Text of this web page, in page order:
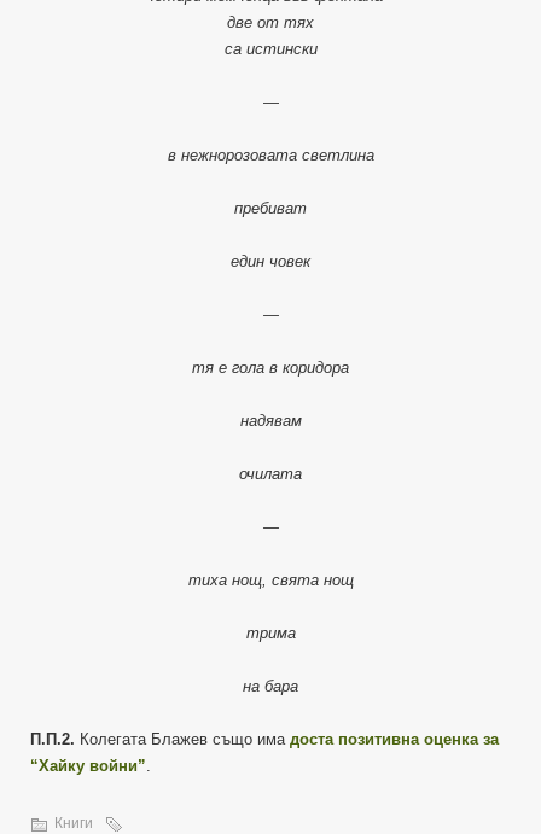
две от тях
са истински
—
в нежнорозовата светлина
пребиват
един човек
—
тя е гола в коридора
надявам
очилата
—
тиха нощ, свята нощ
трима
на бара
П.П.2. Колегата Блажев също има доста позитивна оценка за
“Хайку войни”
Книги